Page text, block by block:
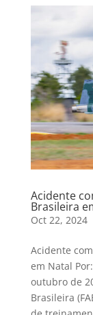
Acidente
Brasileira
Oct 22, 2024
Acidente
em Natal
outubro de
Brasileira